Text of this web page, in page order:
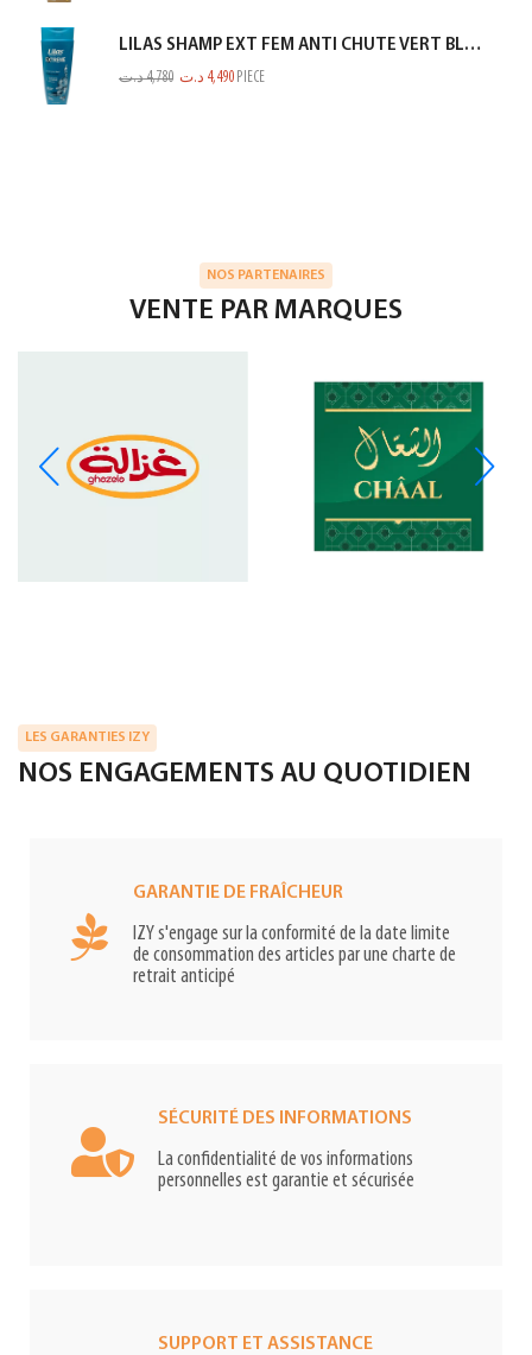
LILAS SHAMP EXT FEM ANTI CHUTE VERT BLEUTE 350ML
4,780د.ت 4,490 د.ت PIECE
NOS PARTENAIRES
VENTE PAR MARQUES
LES GARANTIES IZY
NOS ENGAGEMENTS AU QUOTIDIEN
GARANTIE DE FRAÎCHEUR
IZY s'engage sur la conformité de la date limite
de consommation des articles par une charte de
retrait anticipé
SÉCURITÉ DES INFORMATIONS
La confidentialité de vos informations
personnelles est garantie et sécurisée
SUPPORT ET ASSISTANCE